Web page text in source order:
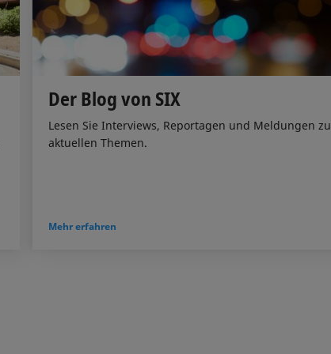
Der Blog von SIX
Lesen Sie Interviews, Reportagen und Meldungen zu
aktuellen Themen.
Mehr erfahren